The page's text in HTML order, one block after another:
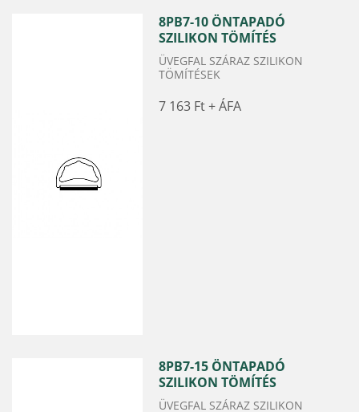
8PB7-10 ÖNTAPADÓ
SZILIKON TÖMÍTÉS
ÜVEGFAL SZÁRAZ SZILIKON
TÖMÍTÉSEK
7 163 Ft
8PB7-15 ÖNTAPADÓ
SZILIKON TÖMÍTÉS
ÜVEGFAL SZÁRAZ SZILIKON